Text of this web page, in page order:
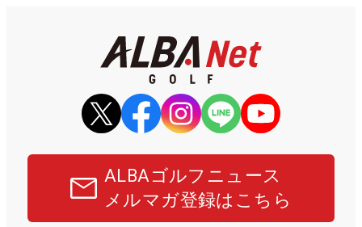
ALBAゴルフニュース
メルマガ登録はこちら